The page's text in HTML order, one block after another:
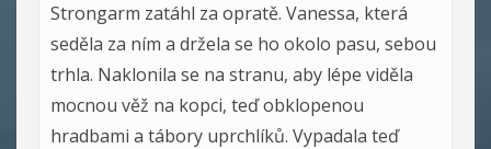
Strongarm zatáhl za opratě. Vanessa, která
seděla za ním a držela se ho okolo pasu, sebou
trhla. Naklonila se na stranu, aby lépe viděla
mocnou věž na kopci, teď obklopenou
hradbami a tábory uprchlíků. Vypadala teď